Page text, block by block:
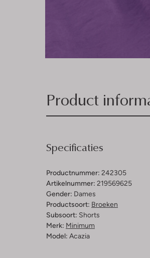
Product
Specificaties
Productnummer: 242305
Artikelnummer: 219569625
Gender: Dames
Productsoort: Broeken
Subsoort: Shorts
Merk: Minimum
Model: Acazia